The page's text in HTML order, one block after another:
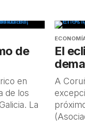
de
en
de los
La
El
A